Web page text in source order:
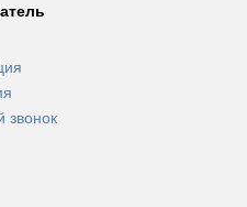
звонок